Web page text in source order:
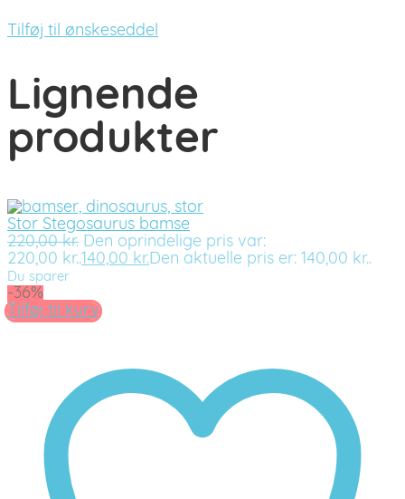
Tilføj til ønskeseddel
Lignende
produkter
Stor Stegosaurus bamse
220,00kr. Den oprindelige pris var:
220,00 kr..140,00 kr.Den aktuelle pris er: 140,00 kr..
Du sparer
-36%
Tilføj til kurv